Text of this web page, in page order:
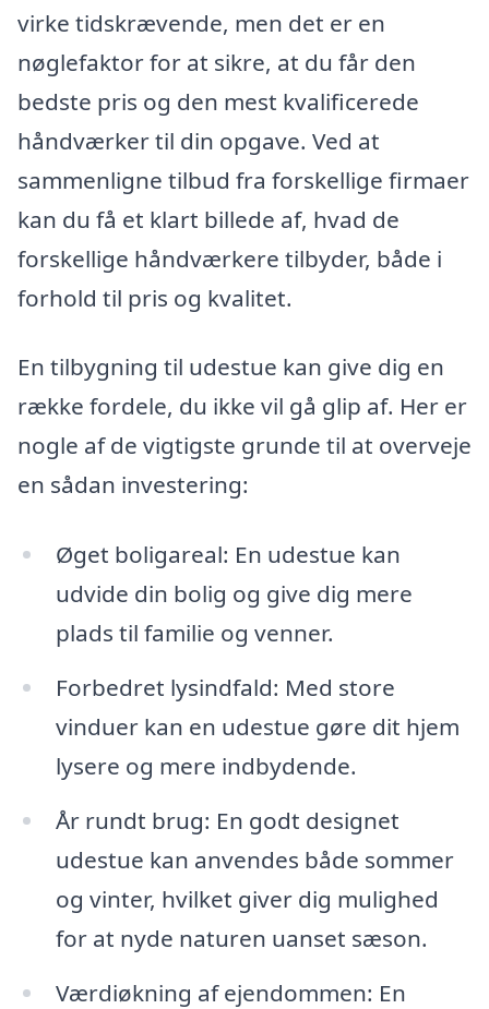
virke tidskrævende, men det er en
nøglefaktor for at sikre, at du får den
bedste pris og den mest kvalificerede
håndværker til din opgave. Ved at
sammenligne tilbud fra forskellige firmaer
kan du få et klart billede af, hvad de
forskellige håndværkere tilbyder, både i
forhold til pris og kvalitet.
En tilbygning til udestue kan give dig en
række fordele, du ikke vil gå glip af. Her er
nogle af de vigtigste grunde til at overveje
en sådan investering:
Øget boligareal: En udestue kan
udvide din bolig og give dig mere
plads til familie og venner.
Forbedret lysindfald: Med store
vinduer kan en udestue gøre dit hjem
lysere og mere indbydende.
År rundt brug: En godt designet
udestue kan anvendes både sommer
og vinter, hvilket giver dig mulighed
for at nyde naturen uanset sæson.
Værdiøkning af ejendommen: En